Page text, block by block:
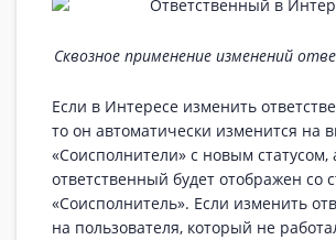
Сквозное применение изменений
Если в Интересе изменить
то он автоматически изменится на
«Соисполнители» с новым
ответственный будет отображен со
«Соисполнитель». Если изменить
на пользователя, который не